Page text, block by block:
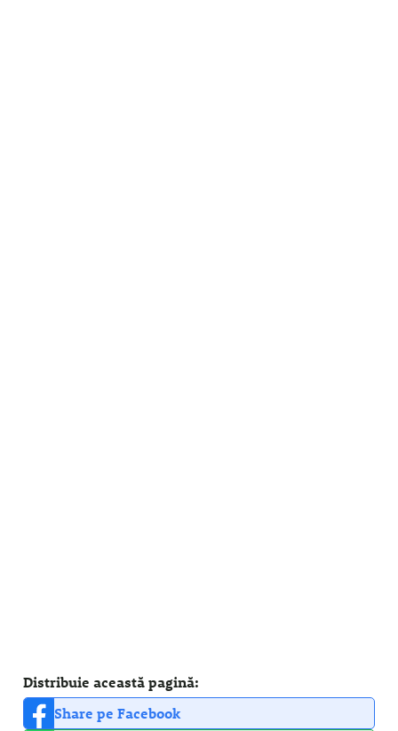
Distribuie această pagină:
Share pe Facebook